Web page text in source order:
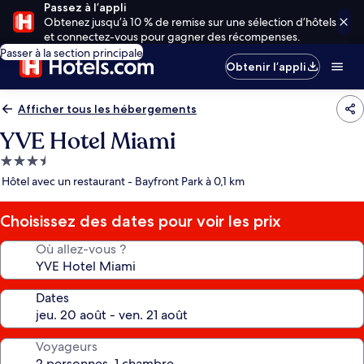
Passez à l’appli
Obtenez jusqu’à 10 % de remise sur une sélection d’hôtels
et connectez-vous pour gagner des récompenses.
Passer à la section principale
Obtenir l’appli
Afficher tous les hébergements
YVE Hotel Miami
Hébergement
3.5 étoiles
Hôtel avec un restaurant - Bayfront Park à 0,1 km
Choisissez des dates pour voir les prix
Où allez-vous ?
Dates
Voyageurs